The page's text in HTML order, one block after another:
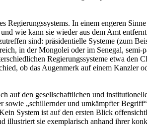
In einem engeren
wie kann sie wieder aus dem Amt
sind: präsidentielle Systeme (zum
in der Mongolei oder im Senegal,
Regierungssysteme etwa
ob das Augenmerk auf einem Kanzler
auf den gesellschaftlichen und
sowie „schillernder und umkämpfter
System ist auf den ersten Blick
sie exemplarisch anhand ihrer